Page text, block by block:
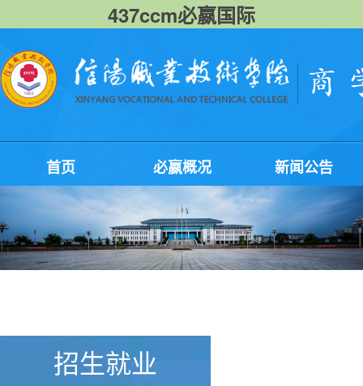
437ccm必嬴国际
首页 必嬴概况 新闻公告
招生就业